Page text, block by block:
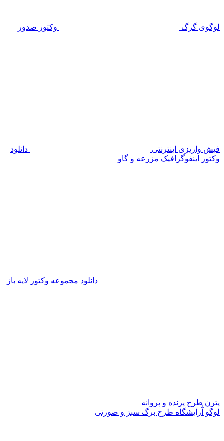
لوگوی گرگ وکتور صدور
فیش واریزی اینترنتی
دانلود
وکتور اینفوگرافیک مزرعه و گاو
دانلود مجموعه وکتور لایه باز
پترن طرح پرنده و پروانه
لوگو آٰرایشگاه طرح برگ سبز و صورتی